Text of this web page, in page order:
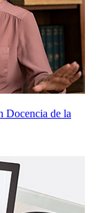
Docencia de la